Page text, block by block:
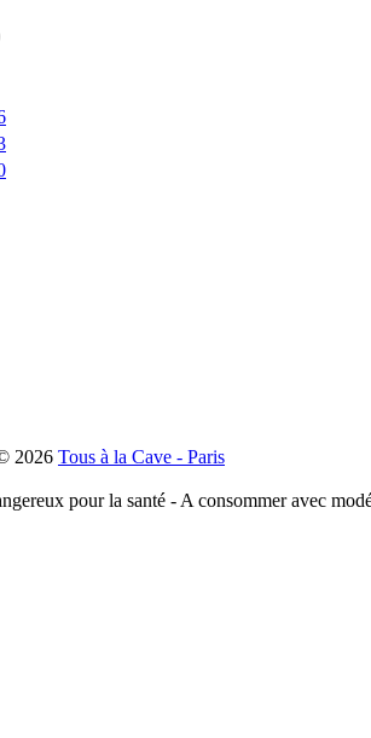
2026 Tous à la Cave - Paris
pour la santé - A consommer avec